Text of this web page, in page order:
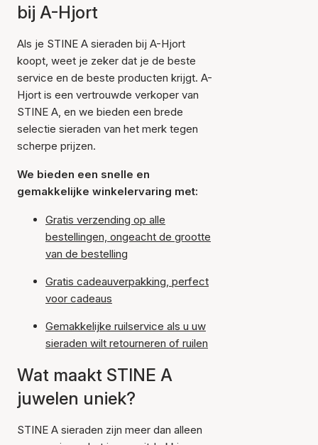
bij A-Hjort
Als je STINE A sieraden bij A-Hjort
koopt, weet je zeker dat je de beste
service en de beste producten krijgt. A-
Hjort is een vertrouwde verkoper van
STINE A, en we bieden een brede
selectie sieraden van het merk tegen
scherpe prijzen.
We bieden een snelle en
gemakkelijke winkelervaring met:
Gratis verzending op alle
bestellingen, ongeacht de grootte
van de bestelling
Gratis cadeauverpakking, perfect
voor cadeaus
Gemakkelijke ruilservice als u uw
sieraden wilt retourneren of ruilen
Wat maakt STINE A
juwelen uniek?
STINE A sieraden zijn meer dan alleen